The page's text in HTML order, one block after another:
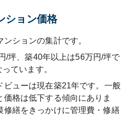
ション価格
ンションの集計です。
/坪、築40年以上は56万円/坪で
ています。
ビューは現在築21年です。一般
格は低下する傾向にありま
修繕をきっかけに管理費・修繕